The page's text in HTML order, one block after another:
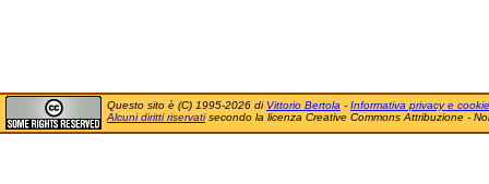
Questo sito è (C) 1995-2026 di Vittorio Bertola - Informativa privacy e cookie
Alcuni diritti riservatisecondo la licenza Creative Commons Attribuzione -